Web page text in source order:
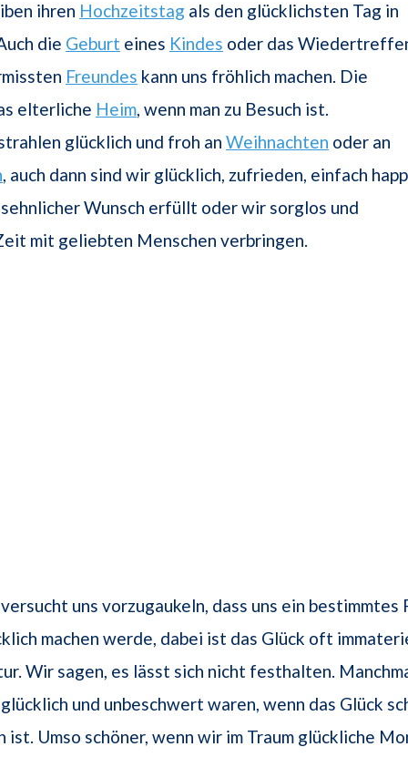
ihren Hochzeitstag als den glücklichsten Tag in
die Geburt eines Kindes oder das
Freundes kann uns fröhlich machen. Die
elterliche Heim, wenn man zu Besuch ist.
glücklich und froh an Weihnachten oder an
, auch dann sind wir glücklich, zufrieden, einfach
Wunsch erfüllt oder wir sorglos und
mit geliebten Menschen verbringen.
uns vorzugaukeln, dass uns ein bestimmtes
machen werde, dabei ist das Glück oft
Wir sagen, es lässt sich nicht festhalten.
und unbeschwert waren, wenn das Glück
ist. Umso schöner, wenn wir im Traum glückliche